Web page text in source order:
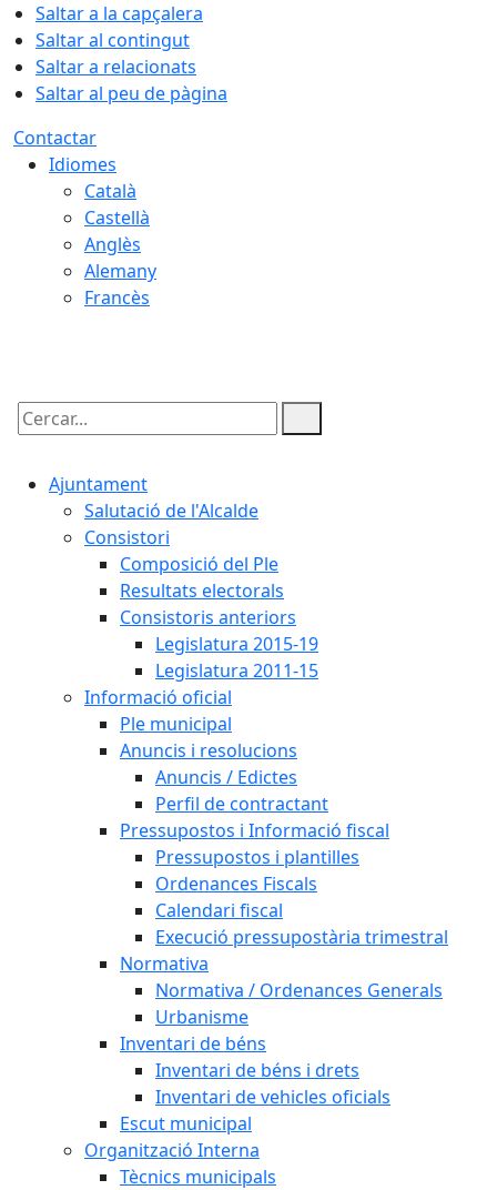
Saltar a la capçalera
Saltar al contingut
Saltar a relacionats
Saltar al peu de pàgina
Contactar
Idiomes
Català
Castellà
Anglès
Alemany
Francès
Cercar:
Ajuntament
Salutació de l'Alcalde
Consistori
Composició del Ple
Resultats electorals
Consistoris anteriors
Legislatura 2015-19
Legislatura 2011-15
Informació oficial
Ple municipal
Anuncis i resolucions
Anuncis / Edictes
Perfil de contractant
Pressupostos i Informació fiscal
Pressupostos i plantilles
Ordenances Fiscals
Calendari fiscal
Execució pressupostària trimestral
Normativa
Normativa / Ordenances Generals
Urbanisme
Inventari de béns
Inventari de béns i drets
Inventari de vehicles oficials
Escut municipal
Organització Interna
Tècnics municipals